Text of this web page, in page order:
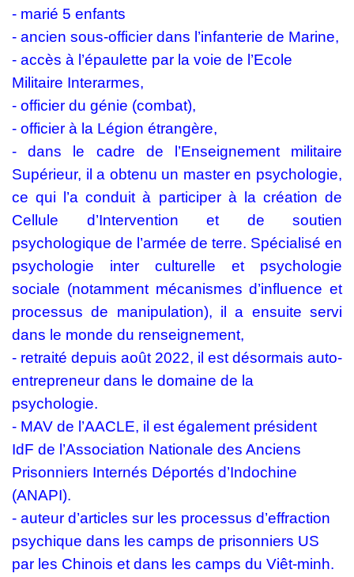
- marié 5 enfants
- ⁠ancien sous-officier dans l’infanterie de Marine,
- ⁠accès à l’épaulette par la voie de l’Ecole
Militaire Interarmes,
- ⁠officier du génie (combat),
- ⁠officier à la Légion étrangère,
- ⁠dans le cadre de l’Enseignement militaire
Supérieur, il a obtenu un master en psychologie,
ce qui l’a conduit à participer à la création de
Cellule d’Intervention et de soutien
psychologique de l’armée de terre. Spécialisé en
psychologie inter culturelle et psychologie
sociale (notamment mécanismes d’influence et
processus de manipulation), il a ensuite servi
dans le monde du renseignement,
- ⁠retraité depuis août 2022, il est désormais auto-
entrepreneur dans le domaine de la
psychologie.
- ⁠MAV de l’AACLE, il est également président
IdF de l’Association Nationale des Anciens
Prisonniers Internés Déportés d’Indochine
(ANAPI).
- ⁠auteur d’articles sur les processus d’effraction
psychique dans les camps de prisonniers US
par les Chinois et dans les camps du Viêt-minh.